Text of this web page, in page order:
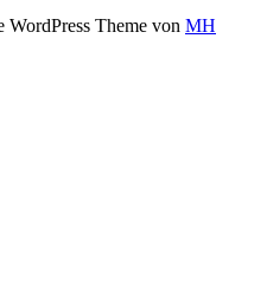
Theme von MH